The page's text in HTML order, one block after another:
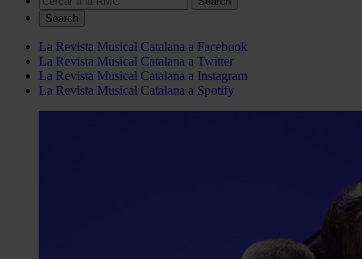
Search
La Revista Musical Catalana a Facebook
La Revista Musical Catalana a Twitter
La Revista Musical Catalana a Instagram
La Revista Musical Catalana a Spotify